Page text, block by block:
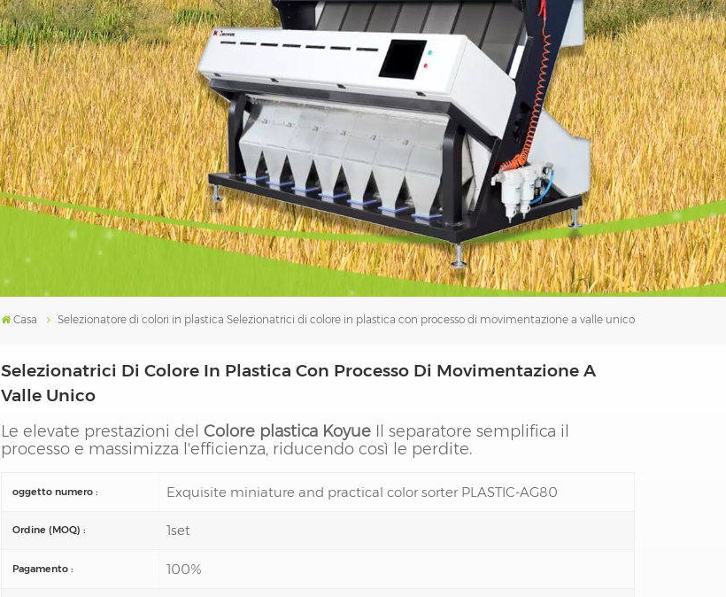
português
Tiếng việt
العربية
فارسی
עברית
Casa Selezionatore di colori in plastica Selezionatrici di colore in plastica con processo di movimentazione a valle unico
Selezionatrici Di Colore In Plastica Con Processo Di Movimentazione A
Valle Unico
Le elevate prestazioni delColore plastica Koyue Il separatore semplifica il
processo e massimizza l'efficienza, riducendo così le perdite.
oggetto numero : Exquisite miniature and practical color sorter PLASTIC-AG80
Ordine (MOQ) : 1set
Pagamento : 100%